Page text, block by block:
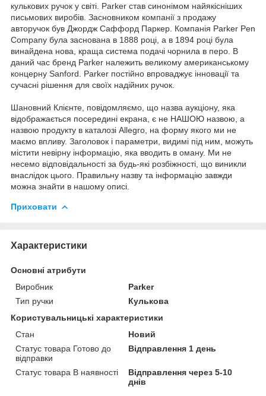
кулькових ручок у світі. Parker став синонімом найякісніших
письмових виробів. Засновником компанії з продажу
авторучок був Джордж Саффорд Паркер. Компанія Parker Pen
Company була заснована в 1888 році, а в 1894 році була
винайдена нова, краща система подачі чорнила в перо. В
даний час бренд Parker належить великому американському
концерну Sanford. Parker постійно впроваджує інновації та
сучасні рішення для своїх надійних ручок.
Шановний Клієнте, повідомляємо, що назва аукціону, яка
відображається посередині екрана, є не НАШОЮ назвою, а
назвою продукту в каталозі Allegro, на форму якого ми не
маємо впливу. Заголовок і параметри, видимі під ним, можуть
містити невірну інформацію, яка вводить в оману. Ми не
несемо відповідальності за будь-які розбіжності, що виникли
внаслідок цього. Правильну назву та інформацію завжди
можна знайти в нашому описі.
Приховати
Характеристики
Основні атрибути
Виробник
Parker
Тип ручки
Кулькова
Користувальницькі характеристики
Стан
Новий
Статус товара Готово до
відправки
Відправлення 1 день
Статус товара В наявності
Відправлення через 5-10
днів